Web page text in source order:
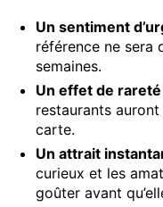
Un sentiment
référence ne sera
semaines.
Un effet de rareté
restaurants auront
carte.
Un attrait
curieux et les
goûter avant